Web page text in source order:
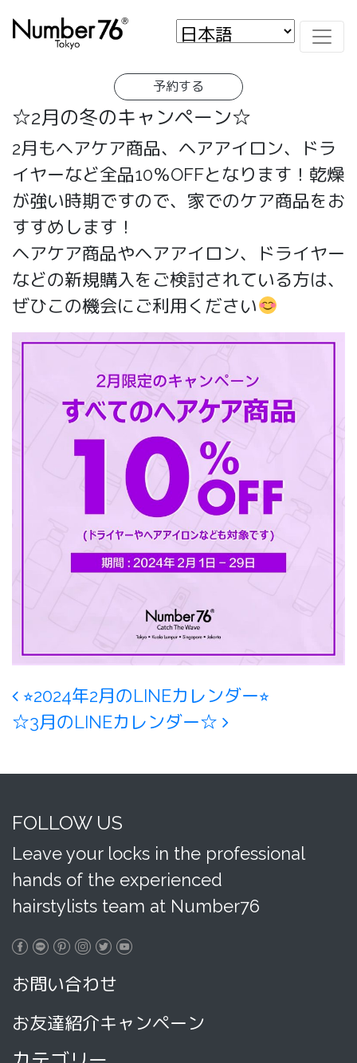
予約する
☆2月の冬のキャンペーン☆
2月もヘアケア商品、ヘアアイロン、ドラ
イヤーなど全品10％OFFとなります！乾燥
が強い時期ですので、家でのケア商品をお
すすめします！
ヘアケア商品やヘアアイロン、ドライヤー
などの新規購入をご検討されている方は、
ぜひこの機会にご利用ください
Post navigation
⭐︎2024年2月のLINEカレンダー⭐︎
☆3月のLINEカレンダー☆
FOLLOW US
Leave your locks in the professional
hands of the experienced
hairstylists team at Number76
お問い合わせ
お友達紹介キャンペーン